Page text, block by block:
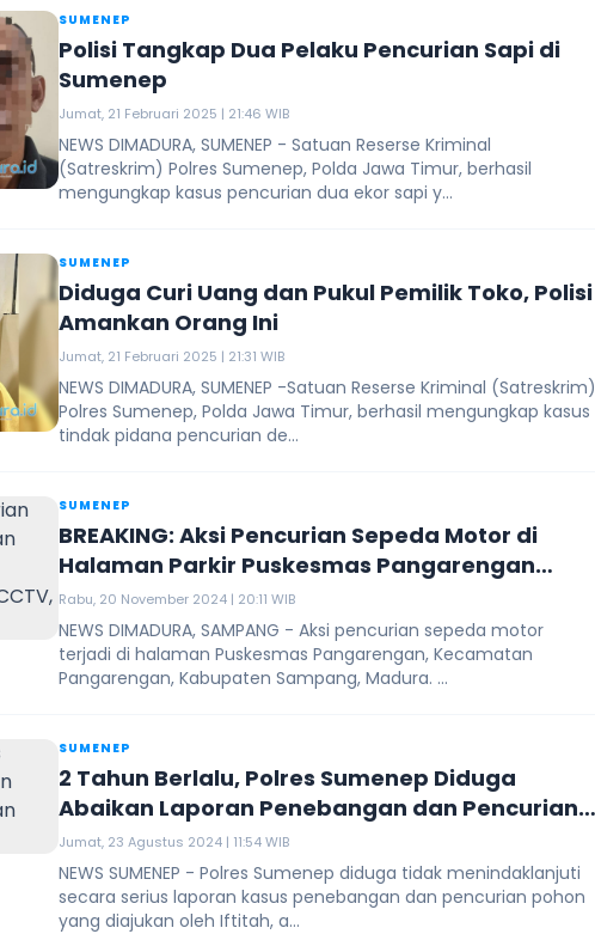
SUMENEP
Polisi Tangkap Dua Pelaku Pencurian Sapi di
Sumenep
Jumat, 21 Februari 2025 | 21:46 WIB
NEWS DIMADURA, SUMENEP - Satuan Reserse Kriminal
(Satreskrim) Polres Sumenep, Polda Jawa Timur, berhasil
mengungkap kasus pencurian dua ekor sapi y...
SUMENEP
Diduga Curi Uang dan Pukul Pemilik Toko, Polisi
Amankan Orang Ini
Jumat, 21 Februari 2025 | 21:31 WIB
NEWS DIMADURA, SUMENEP -Satuan Reserse Kriminal (Satreskrim)
Polres Sumenep, Polda Jawa Timur, berhasil mengungkap kasus
tindak pidana pencurian de...
SUMENEP
BREAKING: Aksi Pencurian Sepeda Motor di
Halaman Parkir Puskesmas Pangarengan
Terekam CCTV, Pelaku Ada 2 Orang
Rabu, 20 November 2024 | 20:11 WIB
NEWS DIMADURA, SAMPANG - Aksi pencurian sepeda motor
terjadi di halaman Puskesmas Pangarengan, Kecamatan
Pangarengan, Kabupaten Sampang, Madura. ...
SUMENEP
2 Tahun Berlalu, Polres Sumenep Diduga
Abaikan Laporan Penebangan dan Pencurian
Pohon
Jumat, 23 Agustus 2024 | 11:54 WIB
NEWS SUMENEP - Polres Sumenep diduga tidak menindaklanjuti
secara serius laporan kasus penebangan dan pencurian pohon
yang diajukan oleh Iftitah, a...